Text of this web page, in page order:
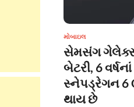
મોબાઇલ
સેમસંગ
બેટરી, 6
સ્નેપડ્રેગન 6
થાય છે